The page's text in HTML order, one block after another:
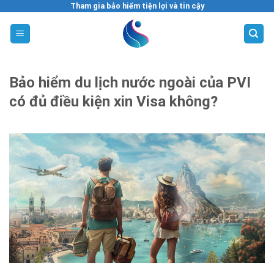
content
Tham gia bảo hiểm tiện lợi và tin cậy
Bảo hiểm du lịch nước ngoài của PVI
có đủ điều kiện xin Visa không?